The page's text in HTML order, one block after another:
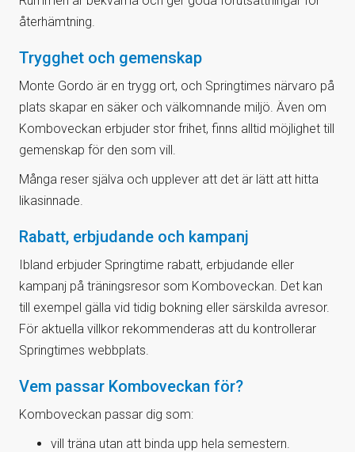
återhämtning.
Trygghet och gemenskap
Monte Gordo är en trygg ort, och Springtimes närvaro på
plats skapar en säker och välkomnande miljö. Även om
Komboveckan erbjuder stor frihet, finns alltid möjlighet till
gemenskap för den som vill.
Många reser själva och upplever att det är lätt att hitta
likasinnade.
Rabatt, erbjudande och kampanj
Ibland erbjuder Springtime rabatt, erbjudande eller
kampanj på träningsresor som Komboveckan. Det kan
till exempel gälla vid tidig bokning eller särskilda avresor.
För aktuella villkor rekommenderas att du kontrollerar
Springtimes webbplats.
Vem passar Komboveckan för?
Komboveckan passar dig som:
vill träna utan att binda upp hela semestern.